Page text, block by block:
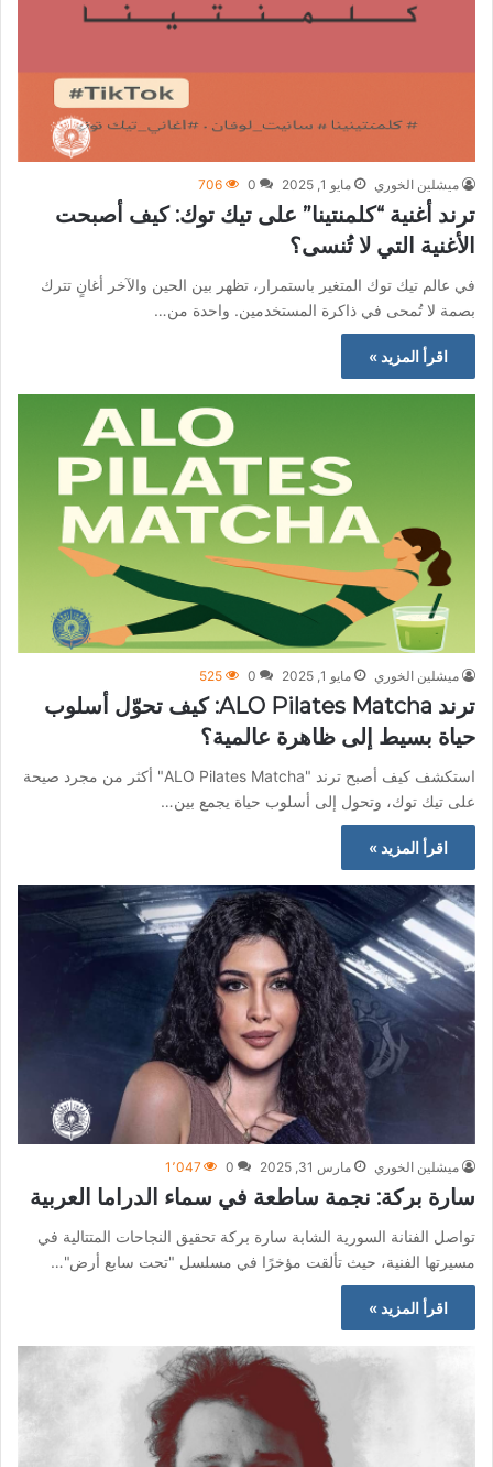
ميشلين الخوري مايو 1, 2025 0
706
ترند أغنية “كلمنتينا” على تيك توك: كيف أصبحت
الأغنية التي لا تُنسى؟
في عالم تيك توك المتغير باستمرار، تظهر بين الحين والآخر أغانٍ تترك
بصمة لا تُمحى في ذاكرة المستخدمين. واحدة من…
اقرأ المزيد »
ميشلين الخوري مايو 1, 2025 0
525
ترند ALO Pilates Matcha: كيف تحوّل أسلوب
حياة بسيط إلى ظاهرة عالمية؟
استكشف كيف أصبح ترند "ALO Pilates Matcha" أكثر من مجرد صيحة
على تيك توك، وتحول إلى أسلوب حياة يجمع بين…
اقرأ المزيد »
ميشلين الخوري مارس 31, 2025 0 1٬047
سارة بركة: نجمة ساطعة في سماء الدراما العربية
تواصل الفنانة السورية الشابة سارة بركة تحقيق النجاحات المتتالية في
مسيرتها الفنية، حيث تألقت مؤخرًا في مسلسل "تحت سابع أرض"…
اقرأ المزيد »